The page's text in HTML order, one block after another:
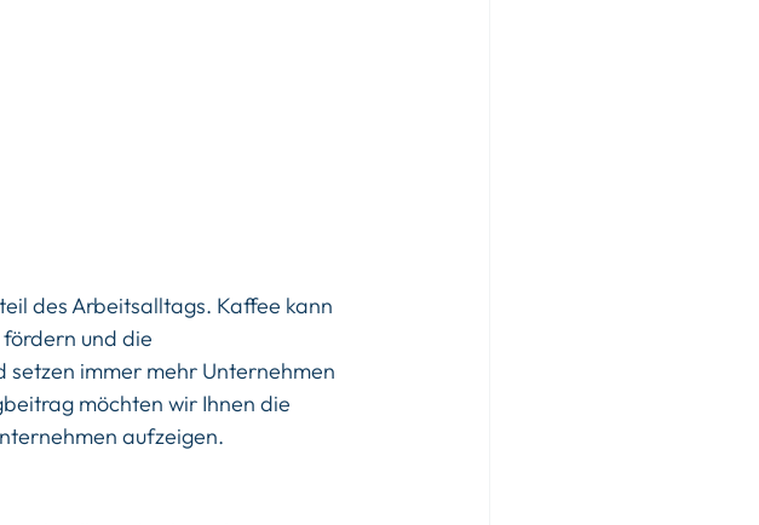
des Arbeitsalltags. Kaffee kann
und die
immer mehr Unternehmen
möchten wir Ihnen die
aufzeigen.